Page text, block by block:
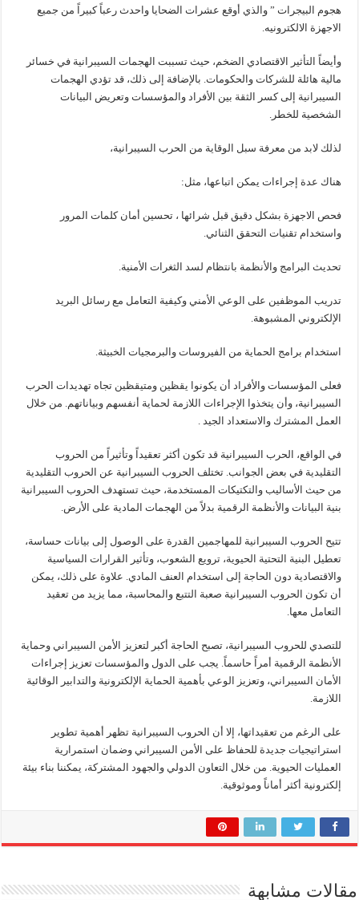
هجوم البيجرات ” والذي أوقع عشرات الضحايا واحدث رعباً كبيراً من جميع
الاجهزة الالكترونيه.
وأيضاً التأثير الاقتصادي الضخم، حيث تسببت الهجمات السيبرانية في خسائر
مالية هائلة للشركات والحكومات. بالإضافة إلى ذلك، قد تؤدي الهجمات
السيبرانية إلى كسر الثقة بين الأفراد والمؤسسات وتعريض البيانات
الشخصية للخطر.
لذلك لابد من معرفة سبل الوقاية من الحرب السيبرانية،
هناك عدة إجراءات يمكن اتباعها، مثل:
فحص الاجهزة بشكل دقيق قبل شرائها ، تحسين أمان كلمات المرور
واستخدام تقنيات التحقق الثنائي.
تحديث البرامج والأنظمة بانتظام لسد الثغرات الأمنية.
تدريب الموظفين على الوعي الأمني وكيفية التعامل مع رسائل البريد
الإلكتروني المشبوهة.
استخدام برامج الحماية من الفيروسات والبرمجيات الخبيثة.
فعلى المؤسسات والأفراد أن يكونوا يقظين ومتيقظين تجاه تهديدات الحرب
السيبرانية، وأن يتخذوا الإجراءات اللازمة لحماية أنفسهم وبياناتهم. من خلال
العمل المشترك والاستعداد الجيد .
في الواقع، الحرب السيبرانية قد تكون أكثر تعقيداً وتأثيراً من الحروب
التقليدية في بعض الجوانب. تختلف الحروب السيبرانية عن الحروب التقليدية
من حيث الأساليب والتكتيكات المستخدمة، حيث تستهدف الحروب السيبرانية
بنية البيانات والأنظمة الرقمية بدلاً من الهجمات المادية على الأرض.
تتيح الحروب السيبرانية للمهاجمين القدرة على الوصول إلى بيانات حساسة،
تعطيل البنية التحتية الحيوية، ترويع الشعوب، وتأثير القرارات السياسية
والاقتصادية دون الحاجة إلى استخدام العنف المادي. علاوة على ذلك، يمكن
أن تكون الحروب السيبرانية صعبة التتبع والمحاسبة، مما يزيد من تعقيد
التعامل معها.
للتصدي للحروب السيبرانية، تصبح الحاجة أكبر لتعزيز الأمن السيبراني وحماية
الأنظمة الرقمية أمراً حاسماً. يجب على الدول والمؤسسات تعزيز إجراءات
الأمان السيبراني، وتعزيز الوعي بأهمية الحماية الإلكترونية والتدابير الوقائية
اللازمة.
على الرغم من تعقيداتها، إلا أن الحروب السيبرانية تظهر أهمية تطوير
استراتيجيات جديدة للحفاظ على الأمن السيبراني وضمان استمرارية
العمليات الحيوية. من خلال التعاون الدولي والجهود المشتركة، يمكننا بناء بيئة
إلكترونية أكثر أماناً وموثوقية.
مقالات مشابهة